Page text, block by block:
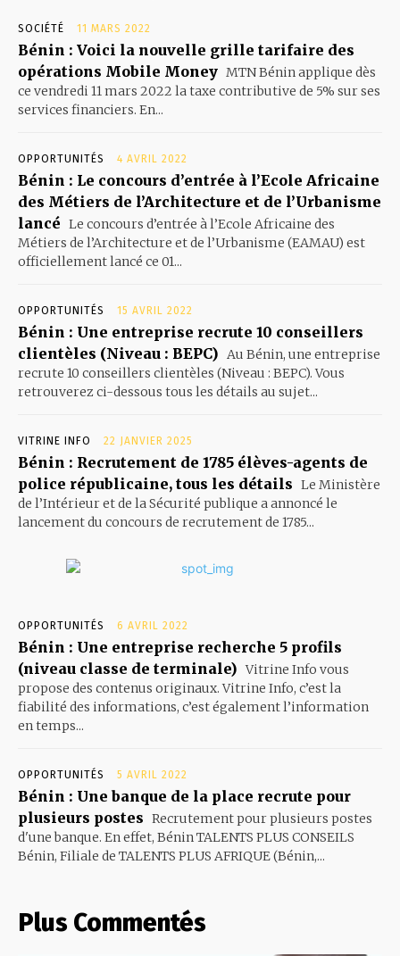
SOCIÉTÉ 11 MARS 2022
Bénin : Voici la nouvelle grille tarifaire des
opérations Mobile Money MTN Bénin applique dès
ce vendredi 11 mars 2022 la taxe contributive de 5% sur ses
services financiers. En...
OPPORTUNITÉS 4 AVRIL 2022
Bénin : Le concours d’entrée à l’Ecole Africaine
des Métiers de l’Architecture et de l’Urbanisme
lancé Le concours d’entrée à l’Ecole Africaine des
Métiers de l’Architecture et de l’Urbanisme (EAMAU) est
officiellement lancé ce 01...
OPPORTUNITÉS 15 AVRIL 2022
Bénin : Une entreprise recrute 10 conseillers
clientèles (Niveau : BEPC) Au Bénin, une entreprise
recrute 10 conseillers clientèles (Niveau : BEPC). Vous
retrouverez ci-dessous tous les détails au sujet...
VITRINE INFO 22 JANVIER 2025
Bénin : Recrutement de 1785 élèves-agents de
police républicaine, tous les détails Le Ministère
de l’Intérieur et de la Sécurité publique a annoncé le
lancement du concours de recrutement de 1785...
OPPORTUNITÉS 6 AVRIL 2022
Bénin : Une entreprise recherche 5 profils
(niveau classe de terminale) Vitrine Info vous
propose des contenus originaux. Vitrine Info, c’est la
fiabilité des informations, c’est également l’information
en temps...
OPPORTUNITÉS 5 AVRIL 2022
Bénin : Une banque de la place recrute pour
plusieurs postes Recrutement pour plusieurs postes
d'une banque. En effet, Bénin TALENTS PLUS CONSEILS
Bénin, Filiale de TALENTS PLUS AFRIQUE (Bénin,...
Plus Commentés